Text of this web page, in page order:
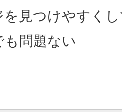
を見つけやすく
問題ない